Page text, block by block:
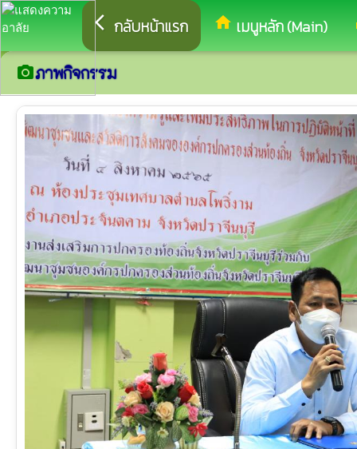
arrow_back_ios กลับหน้าแรก home เมนูหลัก (Main)
camera_altภาพกิจกรรม